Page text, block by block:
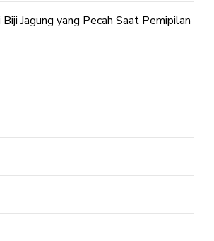
Jagung yang Pecah Saat Pemipilan